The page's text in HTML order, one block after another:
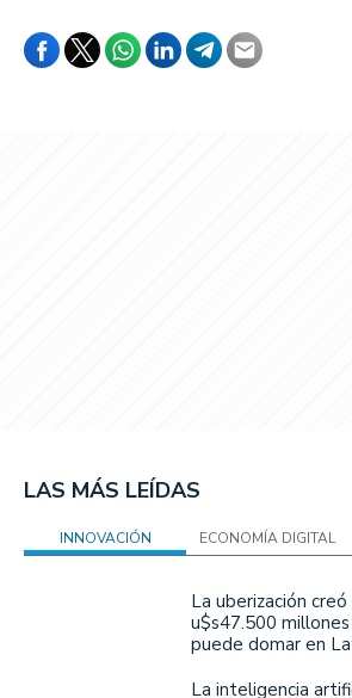
LAS MÁS LEÍDAS
INNOVACIÓN ECONOMÍA DIGITAL
La uberización
u$s47.500
puede domar en
La inteligencia